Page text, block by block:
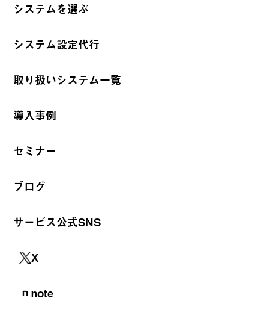
システムを選ぶ
システム設定代行
取り扱いシステム一覧
導入事例
セミナー
ブログ
サービス公式SNS
X
note